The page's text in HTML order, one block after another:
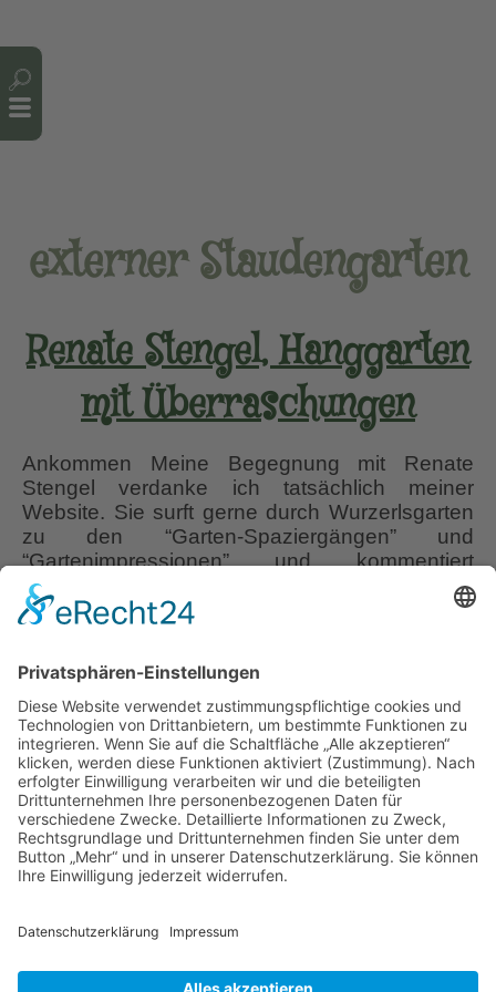
externer Staudengarten
Renate Stengel, Hanggarten
mit Überraschungen
Ankommen Meine Begegnung mit Renate
Stengel verdanke ich tatsächlich meiner
Website. Sie surft gerne durch Wurzerlsgarten
zu den “Garten-Spaziergängen” und
“Gartenimpressionen” und kommentiert
regelmäßig. Irgendwann tauschten wir einige
Mails aus, denen eine Gartenbesichtigungs-
Gemeinde Sulzdorf a.d.L. gehört zum
Landkreis Rhön-Grabfeld und grenzt
unmittelbar…Renate
Stengel,
Hanggarten
mit
Überraschungen
Liebe Leser! Ihr könnt euch per E-Mail
informieren lassen, wenn neue Artikel auf
Wurzerlsgarten erscheinen.Folgt dafür einfach
diesem Link und gebt dort eure E-Mailadresse
16. Dezember 2022